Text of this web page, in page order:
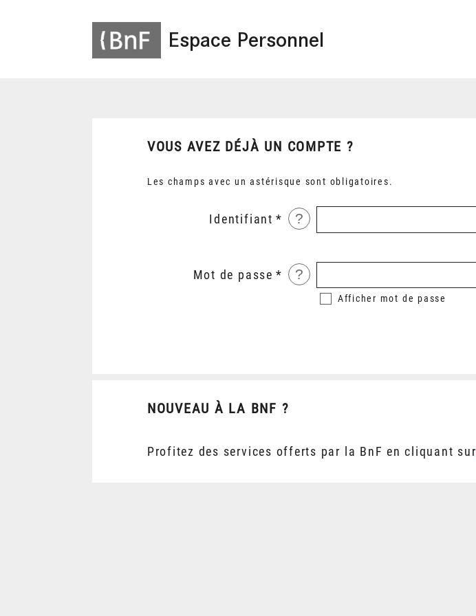
Espace Personnel
VOUS AVEZ DÉJÀ UN COMPTE ?
Les champs avec un astérisque sont obligatoires.
Identifiant ?
Mot de passe ?
Afficher mot de passe
NOUVEAU À LA BNF ?
Profitez des services offerts par la BnF en cliquant sur